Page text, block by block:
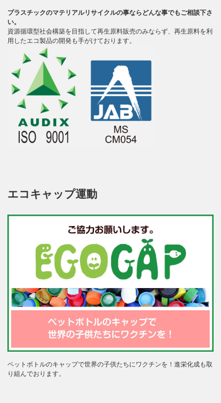
プラスチックのマテリアルリサイクルの事ならどんな事でもご相談下さ
い。
資源循環型社会構築を目指して再生原料販売のみならず、再生原料を利
用したエコ製品の開発も手がけております。
エコキャップ運動
ペットボトルのキャップで世界の子供たちにワクチンを！進栄化成も取
り組んでおります。